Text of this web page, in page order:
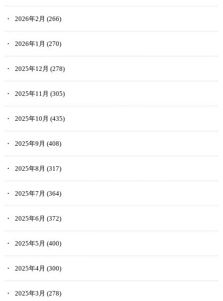
2026年2月 (266)
2026年1月 (270)
2025年12月 (278)
2025年11月 (305)
2025年10月 (435)
2025年9月 (408)
2025年8月 (317)
2025年7月 (364)
2025年6月 (372)
2025年5月 (400)
2025年4月 (300)
2025年3月 (278)